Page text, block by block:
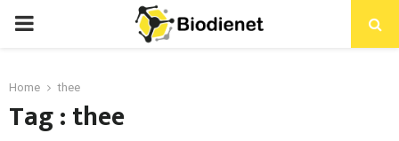
PRIMARY
Home thee
Tag : thee